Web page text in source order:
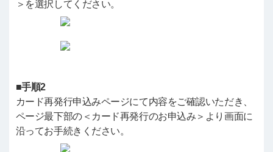
＞を選択してください。
■手順2
カード再発行申込みページにて内容をご確認いただき、
ページ最下部の＜カード再発行のお申込み＞より画面に
沿ってお手続きください。